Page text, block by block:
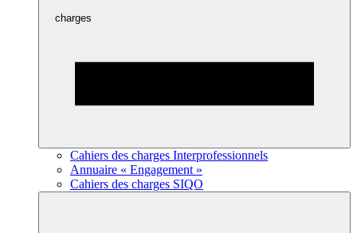
charges
Cahiers des charges Interprofessionnels
Annuaire « Engagement »
Cahiers des charges SIQO